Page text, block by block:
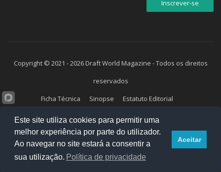
Copyright © 2021 - 2026 Draft World Magazine - Todos os direitos
reservados
Ficha Técnica
Sinopse
Estatuto Editorial
Política de Privacidade e Cookies
Parceiros
Contactos
Enviar Mensagem
Este site utiliza cookies para permitir uma
melhor experiência por parte do utilizador.
Ao navegar no site estará a consentir a
sua utilização. Política de privacidade
Aceitar